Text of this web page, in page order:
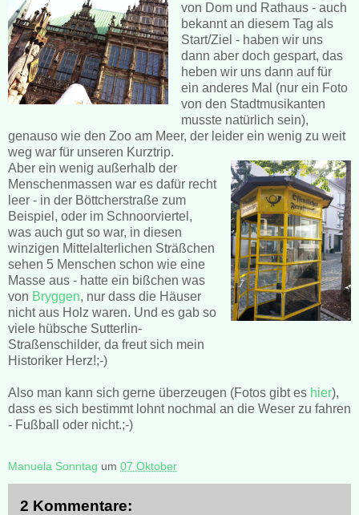
von Dom und Rathaus - auch
bekannt an diesem Tag als
Start/Ziel - haben wir uns
dann aber doch gespart, das
heben wir uns dann auf für
ein anderes Mal (nur ein Foto
von den Stadtmusikanten
musste natürlich sein),
genauso wie den Zoo am Meer, der leider ein wenig zu weit
weg war für unseren Kurztrip.
Aber ein wenig außerhalb der
Menschenmassen war es dafür recht
leer - in der Böttcherstraße zum
Beispiel, oder im Schnoorviertel,
was auch gut so war, in diesen
winzigen Mittelalterlichen Sträßchen
sehen 5 Menschen schon wie eine
Masse aus - hatte ein bißchen was
von Bryggen, nur dass die Häuser
nicht aus Holz waren. Und es gab so
viele hübsche Sutterlin-
Straßenschilder, da freut sich mein
Historiker Herz!;-)
Also man kann sich gerne überzeugen (Fotos gibt es hier),
dass es sich bestimmt lohnt nochmal an die Weser zu fahren
- Fußball oder nicht.;-)
Manuela Sonntag um 07 Oktober
2 Kommentare: